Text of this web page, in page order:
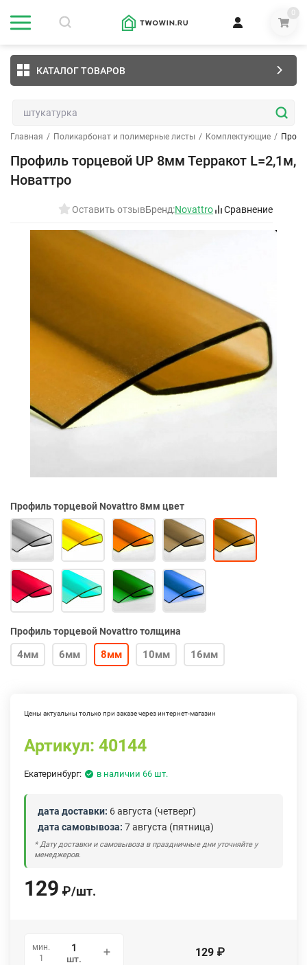
0
КАТАЛОГ ТОВАРОВ
Главная / Поликарбонат и полимерные листы / Комплектующие /
Профиль торцевой UP 8мм Терракот L=2,1м,
Новаттро
Оставить отзывБренд:Novattro Сравнение
Профиль торцевой Novattro 8мм цвет
Профиль торцевой Novattro толщина
4мм 6мм 8мм 10мм 16мм
Цены актуальны только при заказе через интернет-магазин
Артикул: 40144
Екатеринбург: в наличии 66 шт.
дата доставки: 6 августа (четверг)
дата самовывоза: 7 августа (пятница)
* Дату доставки и самовывоза в праздничные дни уточняйте у
менеджеров.
129 ₽/шт.
мин.
1
шт. 129 ₽